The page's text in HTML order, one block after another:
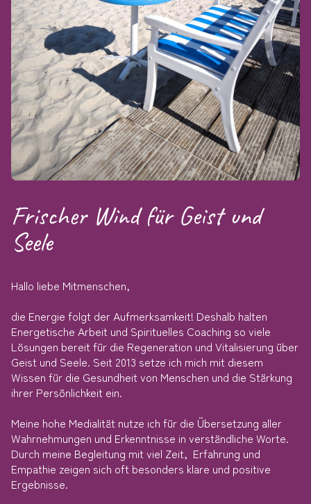
Frischer Wind für Geist und
Seele
Hallo liebe Mitmenschen,
die Energie folgt der Aufmerksamkeit! Deshalb halten
Energetische Arbeit und Spirituelles Coaching so viele
Lösungen bereit für die Regeneration und Vitalisierung über
Geist und Seele. Seit 2013 setze ich mich mit diesem
Wissen für die Gesundheit von Menschen und die Stärkung
ihrer Persönlichkeit ein.
Meine hohe Medialität nutze ich für die Übersetzung aller
Wahrnehmungen und Erkenntnisse in verständliche Worte.
Durch meine Begleitung mit viel Zeit, Erfahrung und
Empathie zeigen sich oft besonders klare und positive
Ergebnisse.